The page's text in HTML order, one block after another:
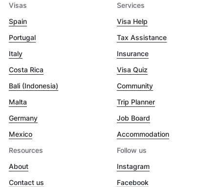
Visas
Spain
Portugal
Italy
Costa Rica
Bali (Indonesia)
Malta
Germany
Mexico
Services
Visa Help
Tax Assistance
Insurance
Visa Quiz
Community
Trip Planner
Job Board
Accommodation
Resources
About
Contact us
Follow us
Instagram
Facebook